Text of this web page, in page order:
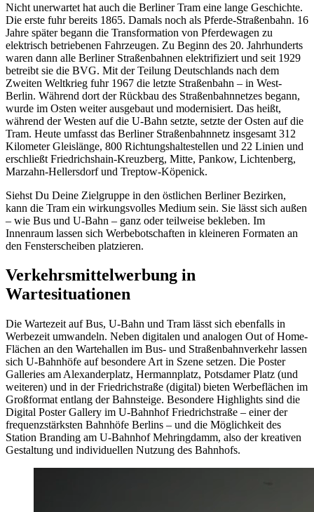
Nicht unerwartet hat auch die Berliner Tram eine lange Geschichte.
Die erste fuhr bereits 1865. Damals noch als Pferde-Straßenbahn. 16
Jahre später begann die Transformation von Pferdewagen zu
elektrisch betriebenen Fahrzeugen. Zu Beginn des 20. Jahrhunderts
waren dann alle Berliner Straßenbahnen elektrifiziert und seit 1929
betreibt sie die BVG. Mit der Teilung Deutschlands nach dem
Zweiten Weltkrieg fuhr 1967 die letzte Straßenbahn – in West-
Berlin. Während dort der Rückbau des Straßenbahnnetzes begann,
wurde im Osten weiter ausgebaut und modernisiert. Das heißt,
während der Westen auf die U-Bahn setzte, setzte der Osten auf die
Tram. Heute umfasst das Berliner Straßenbahnnetz insgesamt 312
Kilometer Gleislänge, 800 Richtungshaltestellen und 22 Linien und
erschließt Friedrichshain-Kreuzberg, Mitte, Pankow, Lichtenberg,
Marzahn-Hellersdorf und Treptow-Köpenick.
Siehst Du Deine Zielgruppe in den östlichen Berliner Bezirken,
kann die Tram ein wirkungsvolles Medium sein. Sie lässt sich außen
– wie Bus und U-Bahn – ganz oder teilweise bekleben. Im
Innenraum lassen sich Werbebotschaften in kleineren Formaten an
den Fensterscheiben platzieren.
Verkehrsmittelwerbung in
Wartesituationen
Die Wartezeit auf Bus, U-Bahn und Tram lässt sich ebenfalls in
Werbezeit umwandeln. Neben digitalen und analogen Out of Home-
Flächen an den Wartehallen im Bus- und Straßenbahnverkehr lassen
sich U-Bahnhöfe auf besondere Art in Szene setzen. Die Poster
Galleries am Alexanderplatz, Hermannplatz, Potsdamer Platz (und
weiteren) und in der Friedrichstraße (digital) bieten Werbeflächen im
Großformat entlang der Bahnsteige. Besondere Highlights sind die
Digital Poster Gallery im U-Bahnhof Friedrichstraße – einer der
frequenzstärksten Bahnhöfe Berlins – und die Möglichkeit des
Station Branding am U-Bahnhof Mehringdamm, also der kreativen
Gestaltung und individuellen Nutzung des Bahnhofs.